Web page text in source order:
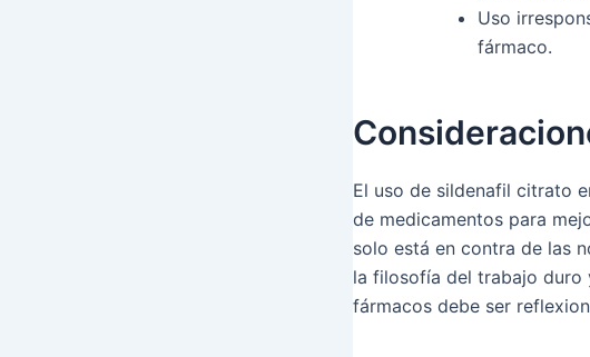
Uso
fármaco.
El uso de sildenafil citrato
de medicamentos para
solo está en contra de las
la filosofía del trabajo duro
fármacos debe ser